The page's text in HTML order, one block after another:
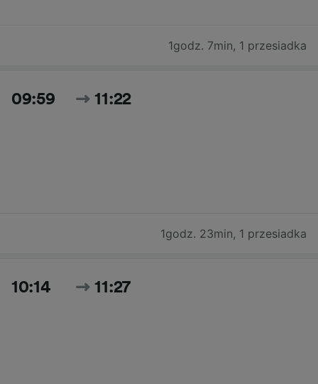
1godz. 7min, 1 przesiadka
09:59 11:22
1godz. 23min, 1 przesiadka
10:14 11:27